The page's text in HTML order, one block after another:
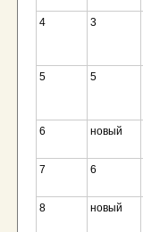
4 3
5 5
6 новый
7 6
8 новый